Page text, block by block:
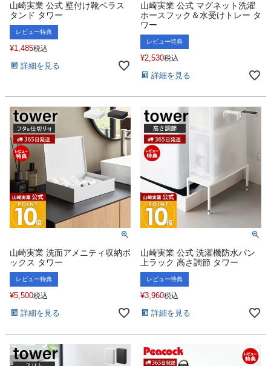
山崎実業 公式 壁付け靴ベラス
タンド タワー
レビュー特典
¥1,485税込
詳細を見る
山崎実業 公式 マグネット洗濯
ホースフック＆水受けトレー タ
ワー
レビュー特典
¥2,530税込
詳細を見る
山崎実業 洗面アメニティ収納ボ
ックス タワー
レビュー特典
¥5,500税込
詳細を見る
山崎実業 公式 洗濯機防水パン
上ラック 高さ調節 タワー
レビュー特典
¥3,960税込
詳細を見る